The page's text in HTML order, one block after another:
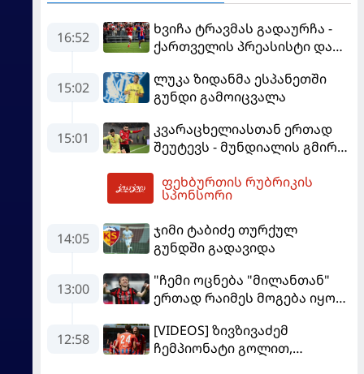
16:52
ხვიჩა ტრავმას გადაურჩა -
ქართველის პრეასისტი და
იუნაიტედთან"
15:02
ლუკა ზიდანმა ესპანეთში
გუნდი გამოიცვალა
15:01
კვარაცხელიასთან ერთად
შეუტევს - მუნდიალის გმირი
გახდება
ფეხბურთის რუბრიკის
სპონსორი
14:05
ჯიმი ტაბიძე თურქულ
გუნდში გადავიდა
13:00
"ჩემი ოცნება "მილანთან"
ერთად რაიმეს მოგება იყო" -
თავის მისიაზე ისაუბრა
12:58
[VIDEOS] ზივზივაძემ
ჩემპიონატი გოლით,